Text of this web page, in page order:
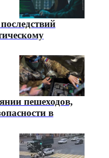
пешеходов,
в